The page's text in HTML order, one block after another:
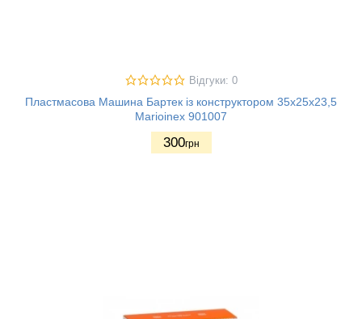
Відгуки: 0
Пластмасова Машина Бартек із конструктором 35х25х23,5
Marioinex 901007
300грн